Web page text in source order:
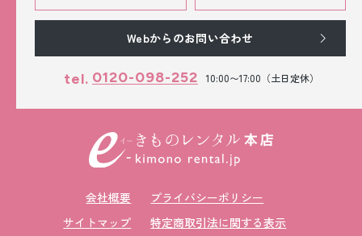
Webからのお問い合わせ
tel. 0120-098-252 10:00〜17:00（土日定休）
会社概要
プライバシーポリシー
サイトマップ
特定商取引法に関する表示